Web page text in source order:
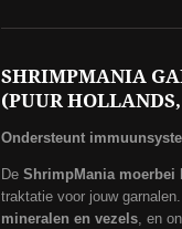
SHRIMPMANIA
(PUUR
Ondersteunt
De ShrimpMania moerbei
traktatie voor jouw
mineralen en vezels, en